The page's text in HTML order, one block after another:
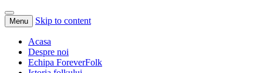
Menu Skip to content
Acasa
Despre noi
Echipa ForeverFolk